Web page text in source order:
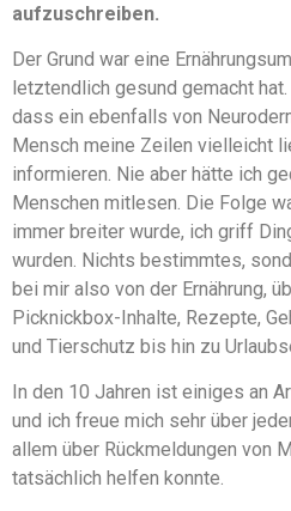
aufzuschreiben.
Der Grund war eine
letztendlich gesund gemacht
dass ein ebenfalls von
Mensch meine Zeilen vielleicht
informieren. Nie aber hätte ich
Menschen mitlesen. Die Folge
immer breiter wurde, ich griff
wurden. Nichts bestimmtes,
bei mir also von der Ernährung,
Picknickbox-Inhalte, Rezepte,
und Tierschutz bis hin zu
In den 10 Jahren ist einiges an
und ich freue mich sehr über
allem über Rückmeldungen von
tatsächlich helfen konnte.